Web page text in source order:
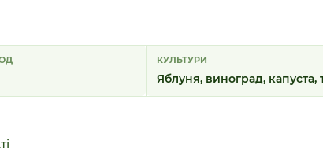
КУЛЬТУРИ
Яблуня, виноград, капуста,